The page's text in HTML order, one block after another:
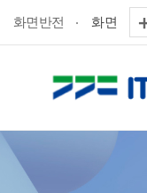
화면반전 화면